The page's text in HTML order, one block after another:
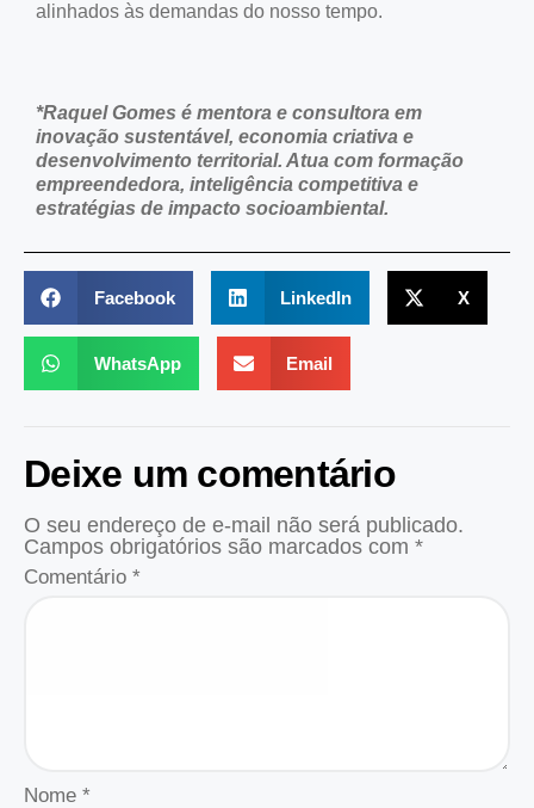
alinhados às demandas do nosso tempo.
*Raquel Gomes é mentora e consultora em
inovação sustentável, economia criativa e
desenvolvimento territorial. Atua com formação
empreendedora, inteligência competitiva e
estratégias de impacto socioambiental.
Facebook LinkedIn X
WhatsApp Email
Deixe um comentário
O seu endereço de e-mail não será publicado.
Campos obrigatórios são marcados com *
Comentário *
Nome *